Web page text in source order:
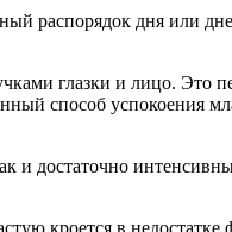
распорядок дня или
глазки и лицо. Это
способ успокоения
и достаточно